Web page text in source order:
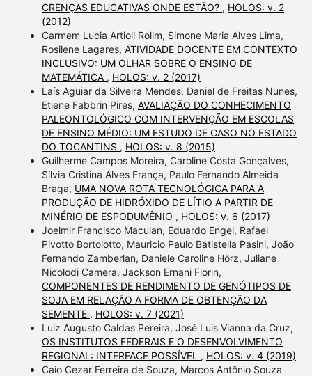
CRENÇAS EDUCATIVAS ONDE ESTÃO? , HOLOS: v. 2
(2012)
Carmem Lucia Artioli Rolim, Simone Maria Alves Lima,
Rosilene Lagares, ATIVIDADE DOCENTE EM CONTEXTO
INCLUSIVO: UM OLHAR SOBRE O ENSINO DE
MATEMÁTICA , HOLOS: v. 2 (2017)
Laís Aguiar da Silveira Mendes, Daniel de Freitas Nunes,
Etiene Fabbrin Pires, AVALIAÇÃO DO CONHECIMENTO
PALEONTOLÓGICO COM INTERVENÇÃO EM ESCOLAS
DE ENSINO MÉDIO: UM ESTUDO DE CASO NO ESTADO
DO TOCANTINS , HOLOS: v. 8 (2015)
Guilherme Campos Moreira, Caroline Costa Gonçalves,
Sílvia Cristina Alves França, Paulo Fernando Almeida
Braga, UMA NOVA ROTA TECNOLÓGICA PARA A
PRODUÇÃO DE HIDRÓXIDO DE LÍTIO A PARTIR DE
MINÉRIO DE ESPODUMÊNIO , HOLOS: v. 6 (2017)
Joelmir Francisco Maculan, Eduardo Engel, Rafael
Pivotto Bortolotto, Mauricio Paulo Batistella Pasini, João
Fernando Zamberlan, Daniele Caroline Hörz, Juliane
Nicolodi Camera, Jackson Ernani Fiorin,
COMPONENTES DE RENDIMENTO DE GENÓTIPOS DE
SOJA EM RELAÇÃO A FORMA DE OBTENÇÃO DA
SEMENTE , HOLOS: v. 7 (2021)
Luiz Augusto Caldas Pereira, José Luis Vianna da Cruz,
OS INSTITUTOS FEDERAIS E O DESENVOLVIMENTO
REGIONAL: INTERFACE POSSÍVEL , HOLOS: v. 4 (2019)
Caio Cezar Ferreira de Souza, Marcos Antônio Souza